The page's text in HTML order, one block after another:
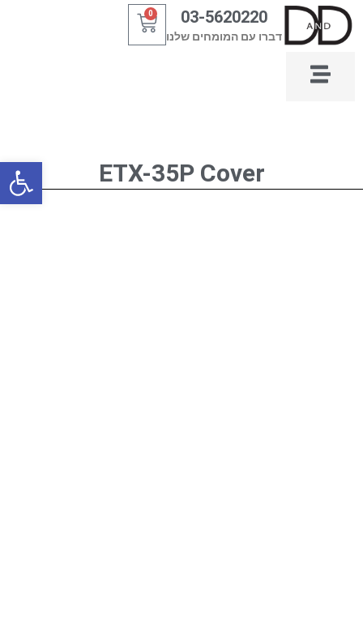
דילוג
לתוכן
03-5620220
דברו עם המומחים שלנו
0
עגלת
קניות
ETX-35P Cover פתח